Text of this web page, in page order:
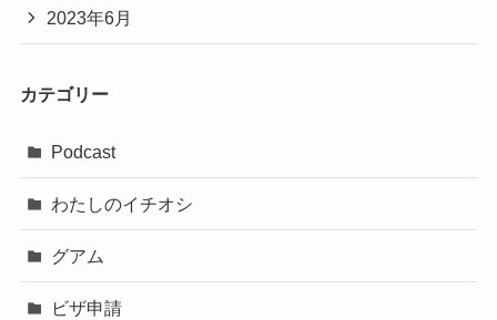
2023年6月
カテゴリー
Podcast
わたしのイチオシ
グアム
ビザ申請